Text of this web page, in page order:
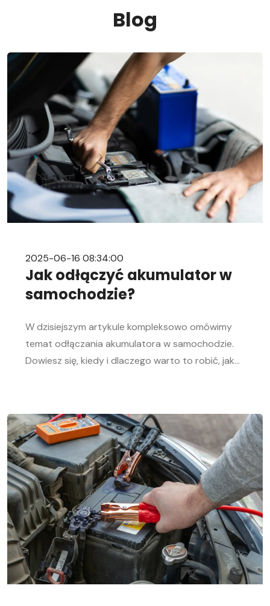
Blog
2025-06-16 08:34:00
Jak odłączyć akumulator w
samochodzie?
W dzisiejszym artykule kompleksowo omówimy
temat odłączania akumulatora w samochodzie.
Dowiesz się, kiedy i dlaczego warto to robić, jak
pomoże Ci sprawnie przeprowadzić tę czynność,
niezależnie od Twojego doświadczenia w
mechanice samochodowej. Objawy
rozładowanego akumulatora Rozładowanie
akumulatora w aucie to problem, którego żaden
kierowca […]